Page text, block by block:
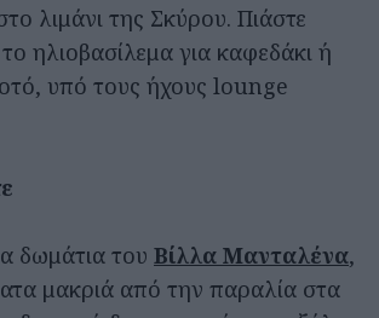
λιμάνι της Σκύρου. Πιάστε
ηλιοβασίλεμα για καφεδάκι ή
υπό τους ήχους lounge
δωμάτια του Βίλλα Μανταλένα,
μακριά από την παραλία στα